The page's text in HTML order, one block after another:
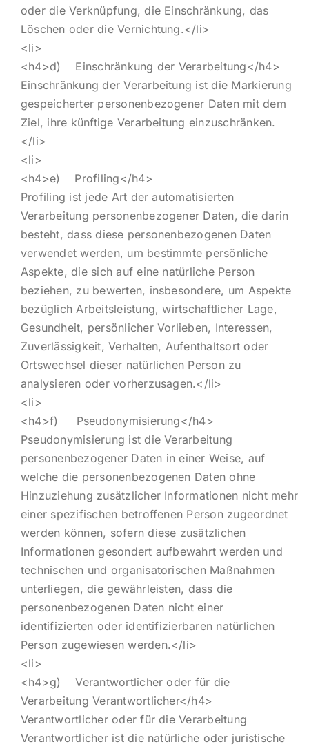
oder die Verknüpfung, die Einschränkung, das
Löschen oder die Vernichtung.</li>
<li>
<h4>d) Einschränkung der Verarbeitung</h4>
Einschränkung der Verarbeitung ist die Markierung
gespeicherter personenbezogener Daten mit dem
Ziel, ihre künftige Verarbeitung einzuschränken.
</li>
<li>
<h4>e) Profiling</h4>
Profiling ist jede Art der automatisierten
Verarbeitung personenbezogener Daten, die darin
besteht, dass diese personenbezogenen Daten
verwendet werden, um bestimmte persönliche
Aspekte, die sich auf eine natürliche Person
beziehen, zu bewerten, insbesondere, um Aspekte
bezüglich Arbeitsleistung, wirtschaftlicher Lage,
Gesundheit, persönlicher Vorlieben, Interessen,
Zuverlässigkeit, Verhalten, Aufenthaltsort oder
Ortswechsel dieser natürlichen Person zu
analysieren oder vorherzusagen.</li>
<li>
<h4>f) Pseudonymisierung</h4>
Pseudonymisierung ist die Verarbeitung
personenbezogener Daten in einer Weise, auf
welche die personenbezogenen Daten ohne
Hinzuziehung zusätzlicher Informationen nicht mehr
einer spezifischen betroffenen Person zugeordnet
werden können, sofern diese zusätzlichen
Informationen gesondert aufbewahrt werden und
technischen und organisatorischen Maßnahmen
unterliegen, die gewährleisten, dass die
personenbezogenen Daten nicht einer
identifizierten oder identifizierbaren natürlichen
Person zugewiesen werden.</li>
<li>
<h4>g) Verantwortlicher oder für die
Verarbeitung Verantwortlicher</h4>
Verantwortlicher oder für die Verarbeitung
Verantwortlicher ist die natürliche oder juristische